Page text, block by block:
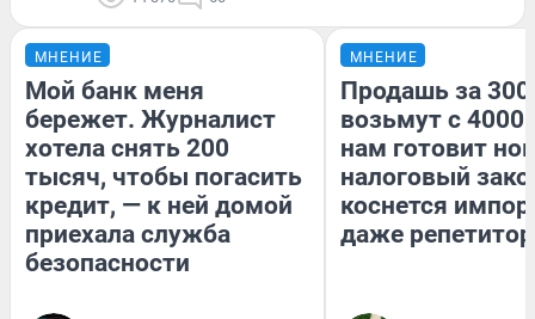
МНЕНИЕ
Мой банк меня
бережет. Журналист
хотела снять 200
тысяч, чтобы погасить
кредит, — к ней домой
приехала служба
безопасности
МНЕНИЕ
Продашь за
возьмут с
нам готовит
налоговый
коснется
даже